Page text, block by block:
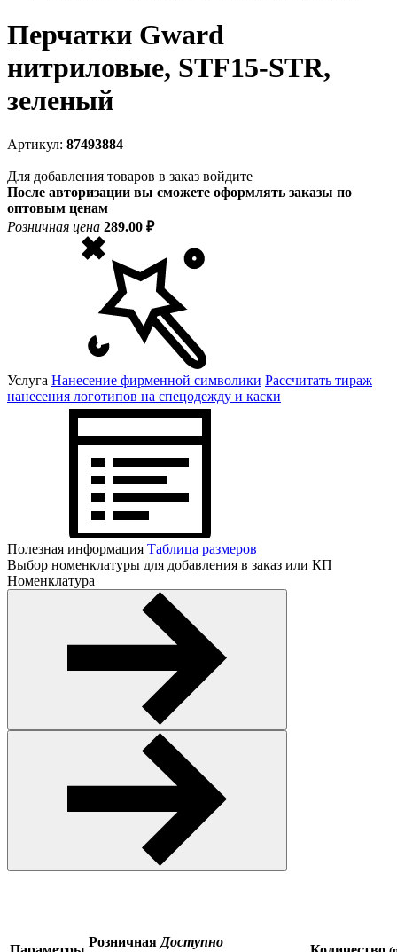
Перчатки Gward
нитриловые, STF15-STR,
зеленый
Артикул: 87493884
Для добавления товаров в заказ войдите
После авторизации вы сможете оформлять заказы по
оптовым ценам
Розничная цена 289.00 ₽
Услуга Нанесение фирменной символики Рассчитать тираж
нанесения логотипов на спецодежду и каски
Полезная информация Таблица размеров
Выбор номенклатуры для добавления в заказ или КП
Номенклатура
Розничная Доступно